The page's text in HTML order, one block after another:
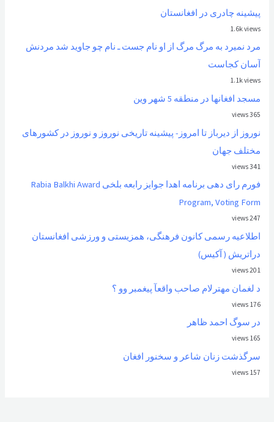
پیشینه چادری در افغانستان
1.6k views
مرد نمیرد به مرگ مرگ از او نام جست ـ نام چو جاوید شد مردنش
آسان کجاست
1.1k views
مسجد افغانها در منطقه 5 شهر وین
365 views
نوروز از ديرباز تا امروز- پیشینه تاریخی نوروز و نوروز در کشورهای
مختلف جهان
341 views
فورم رای دهی برنامه اهدا جوایز رابعه بلخی Rabia Balkhi Award
Program, Voting Form
247 views
اطلاعیه رسمی کانون فرهنگی، همزیستی و ورزشی افغانستان
دراتریش ( آکیس)
201 views
د لغمان مهترلام صاحب واقعآ پیغمبر وو ؟
176 views
در سوگ احمد ظاهر
165 views
سرگذشت زنان شاعر و سخنور افغان
157 views